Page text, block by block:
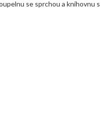
se sprchou a knihovnu s